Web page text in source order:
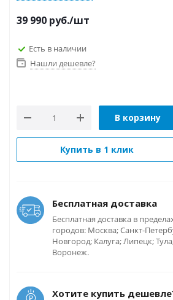
39 990 руб./шт
Есть в наличии
Нашли дешевле?
В корзину
Купить в 1 клик
Бесплатная доставка
Бесплатная доставка в
городов: Москва; Санкт-
Новгород; Калуга; Липецк;
Воронеж.
Хотите купить